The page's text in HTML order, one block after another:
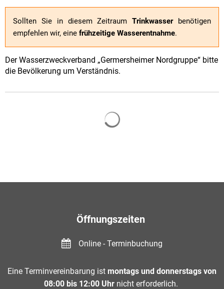
Sollten Sie in diesem ZeitraumTrinkwasser benötigen
empfehlen wir, eine frühzeitige Wasserentnahme.
Der Wasserzweckverband „Germersheimer Nordgruppe“ bitte
die Bevölkerung um Verständnis.
Öffnungszeiten
Online - Terminbuchung
Eine Terminvereinbarung ist montags und donnerstags von
08:00 bis 12:00 Uhr nicht erforderlich.